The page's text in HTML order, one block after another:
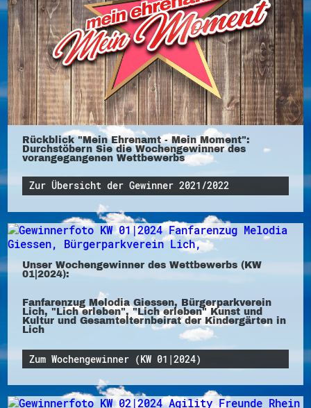
Rückblick "Mein Ehrenamt - Mein Moment":
Durchstöbern Sie die Wochengewinner des
vorangegangenen Wettbewerbs
Zur Übersicht der Gewinner 2021/2022
Unser Wochengewinner des Wettbewerbs (KW
01|2024):
Fanfarenzug Melodia Giessen, Bürgerparkverein
Lich, "Lich erleben", "Lich erleben" Kunst und
Kultur und Gesamtelternbeirat der Kindergärten in
Lich
Zum Wochengewinner (KW 01|2024)